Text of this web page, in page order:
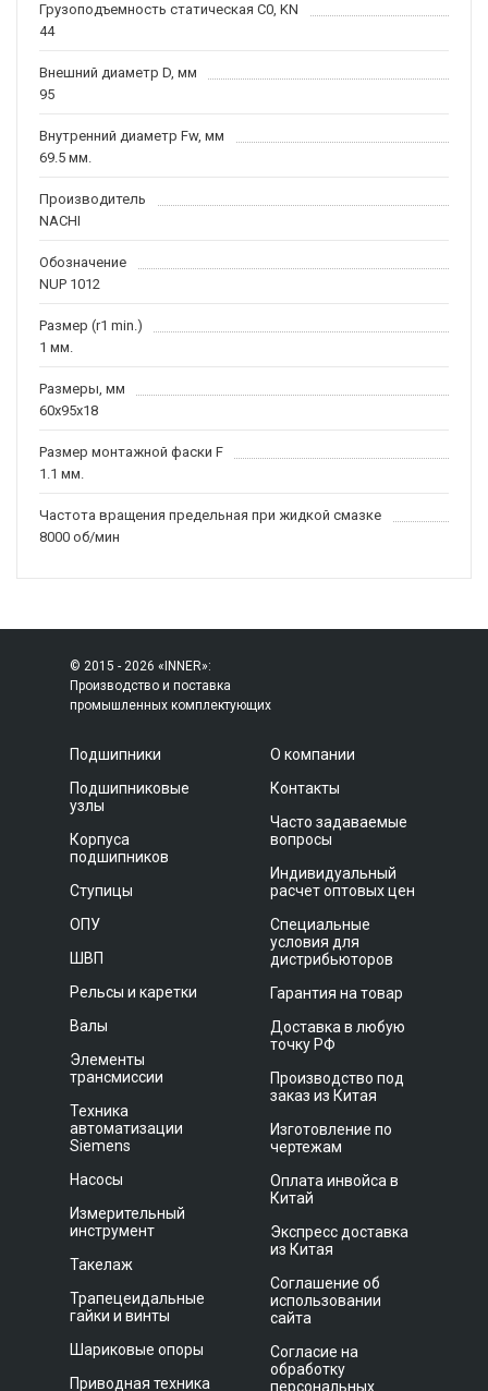
Грузоподъемность статическая C0, KN
44
Внешний диаметр D, мм
95
Внутренний диаметр Fw, мм
69.5 мм.
Производитель
NACHI
Обозначение
NUP 1012
Размер (r1 min.)
1 мм.
Размеры, мм
60x95x18
Размер монтажной фаски F
1.1 мм.
Частота вращения предельная при жидкой смазке
8000 об/мин
© 2015 - 2026 «INNER»:
Производство и поставка
промышленных комплектующих
Подшипники
Подшипниковые
узлы
Корпуса
подшипников
Ступицы
ОПУ
ШВП
Рельсы и каретки
Валы
Элементы
трансмиссии
Техника
автоматизации
Siemens
Насосы
Измерительный
инструмент
Такелаж
Трапецеидальные
гайки и винты
Шариковые опоры
Приводная техника
О компании
Контакты
Часто задаваемые
вопросы
Индивидуальный
расчет оптовых цен
Специальные
условия для
дистрибьюторов
Гарантия на товар
Доставка в любую
точку РФ
Производство под
заказ из Китая
Изготовление по
чертежам
Оплата инвойса в
Китай
Экспресс доставка
из Китая
Соглашение об
использовании
сайта
Согласие на
обработку
персональных